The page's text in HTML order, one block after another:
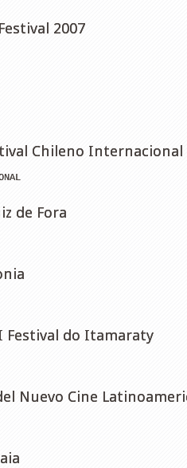
2007
Chileno
de Fora
Festival do Itamaraty
Nuevo Cine